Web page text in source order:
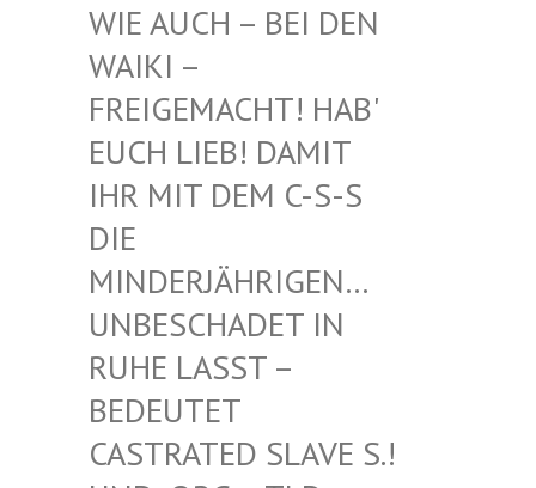
E AUCH – BEI DEN WA
IKI – FR
EIGEMACHT! HAB' EU
CH LIEB! DAMIT IH
R MIT DEM C-S-S DI
E MI
NDERJÄHRIGEN… UN
BESCHADET IN RU
HE LASST – BE
DEUTET CA
STRATED SLAVE S.! UN